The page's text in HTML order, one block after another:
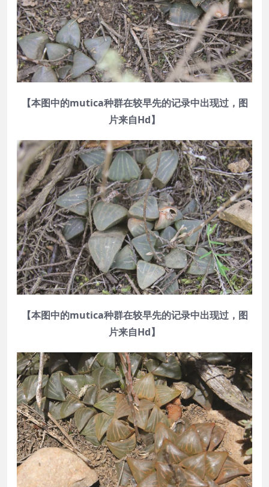
【本图中的mutica种群在较早先的记录中出现过，图
片来自Hd】
【本图中的mutica种群在较早先的记录中出现过，图
片来自Hd】